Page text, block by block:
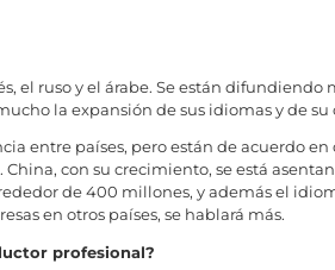
el ruso y el árabe. Se están difundiendo
la expansión de sus idiomas y de su
entre países, pero están de acuerdo
con su crecimiento, se está
de 400 millones, y además el
en otros países, se hablará más.
profesional?